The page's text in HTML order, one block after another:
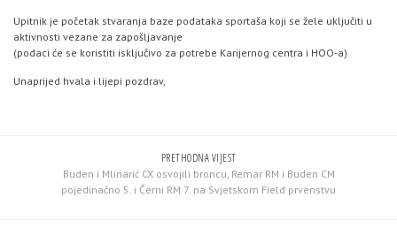
Upitnik je početak stvaranja baze podataka sportaša koji se žele uključiti u
aktivnosti vezane za zapošljavanje
(podaci će se koristiti isključivo za potrebe Karijernog centra i HOO-a)
Unaprijed hvala i lijepi pozdrav,
PRETHODNA VIJEST
Buden i Mlinarić CX osvojili broncu, Remar RM i Buden CM
pojedinačno 5. i Černi RM 7. na Svjetskom Field prvenstvu